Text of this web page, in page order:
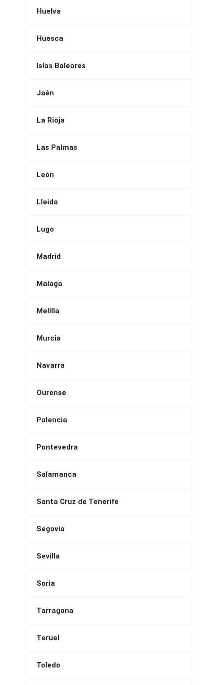
Huelva
Huesca
Islas Baleares
Jaén
La Rioja
Las Palmas
León
Lleida
Lugo
Madrid
Málaga
Melilla
Murcia
Navarra
Ourense
Palencia
Pontevedra
Salamanca
Santa Cruz de Tenerife
Segovia
Sevilla
Soria
Tarragona
Teruel
Toledo